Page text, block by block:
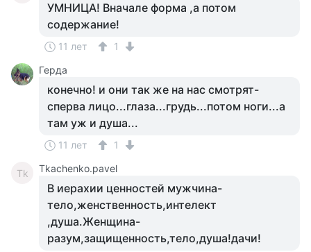
УМНИЦА! Вначале форма ,а потом
содержание!
11 лет
1
Герда
конечно! и они так же на нас смотрят-
сперва лицо...глаза...грудь...потом ноги...а
там уж и душа...
11 лет 1
Tk Tkachenko.pavel
В иерахии ценностей мужчина-
тело,женственность,интелект
,душа.Женщина-
разум,защищенность,тело,душа!дачи!